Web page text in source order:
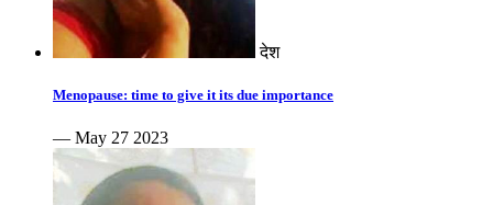
देश
Menopause: time to give it its due importance
— May 27 2023